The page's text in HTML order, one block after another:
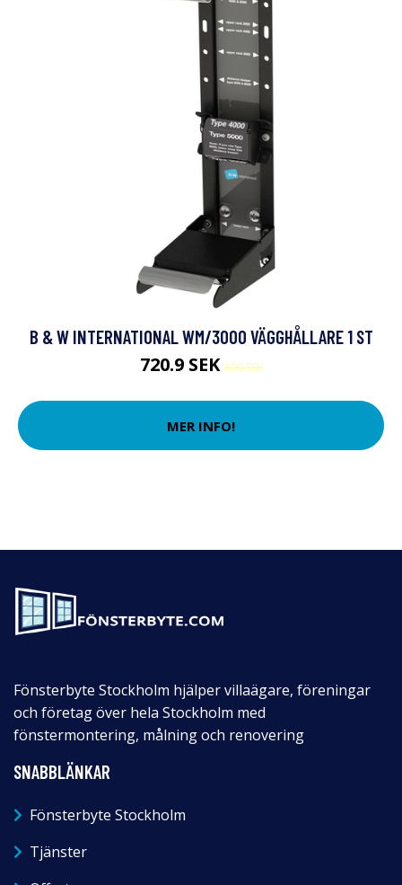
B & W INTERNATIONAL WM/3000 VÄGGHÅLLARE 1 ST
720.9 SEK890 SEK
MER INFO!
Fönsterbyte Stockholm hjälper villaägare, föreningar
och företag över hela Stockholm med
fönstermontering, målning och renovering
SNABBLÄNKAR
Fönsterbyte Stockholm
Tjänster